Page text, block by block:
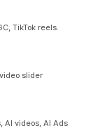
TikTok reels.
slider
AI videos, AI Ads